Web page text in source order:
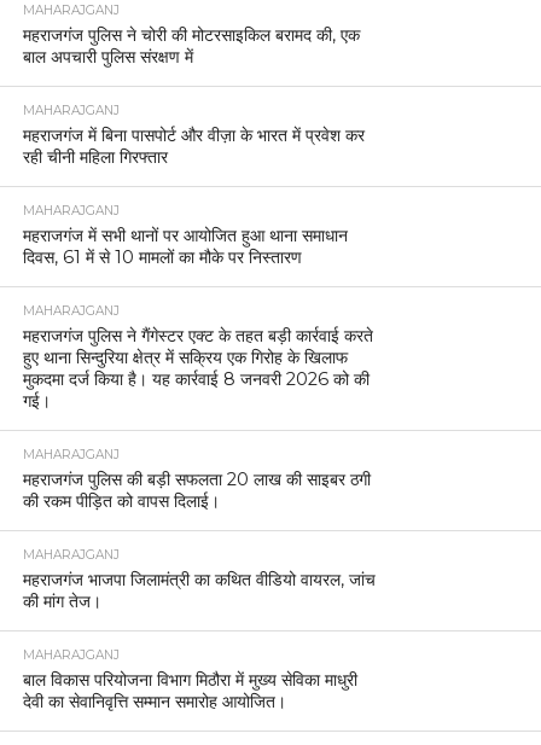
MAHARAJGANJ
महराजगंज पुलिस ने चोरी की मोटरसाइकिल बरामद की, एक
बाल अपचारी पुलिस संरक्षण में
MAHARAJGANJ
महराजगंज में बिना पासपोर्ट और वीज़ा के भारत में प्रवेश कर
रही चीनी महिला गिरफ्तार
MAHARAJGANJ
महराजगंज में सभी थानों पर आयोजित हुआ थाना समाधान
दिवस, 61 में से 10 मामलों का मौके पर निस्तारण
MAHARAJGANJ
महराजगंज पुलिस ने गैंगेस्टर एक्ट के तहत बड़ी कार्रवाई करते
हुए थाना सिन्दुरिया क्षेत्र में सक्रिय एक गिरोह के खिलाफ
मुकदमा दर्ज किया है। यह कार्रवाई 8 जनवरी 2026 को की
गई।
MAHARAJGANJ
महराजगंज पुलिस की बड़ी सफलता 20 लाख की साइबर ठगी
की रकम पीड़ित को वापस दिलाई।
MAHARAJGANJ
महराजगंज भाजपा जिलामंत्री का कथित वीडियो वायरल, जांच
की मांग तेज।
MAHARAJGANJ
बाल विकास परियोजना विभाग मिठौरा में मुख्य सेविका माधुरी
देवी का सेवानिवृत्ति सम्मान समारोह आयोजित।